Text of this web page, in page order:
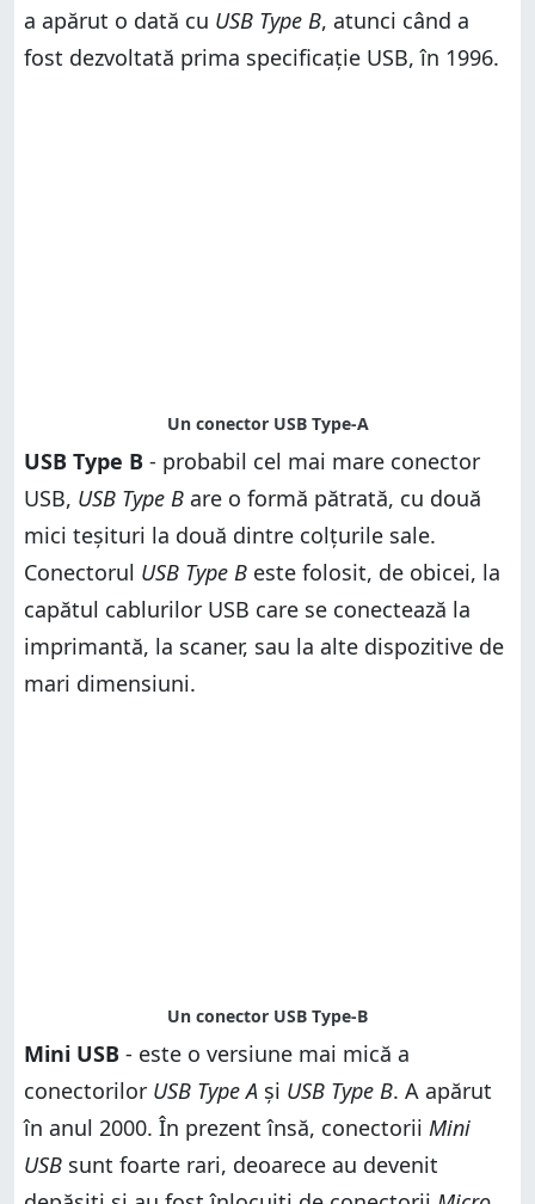
a apărut o dată cu USB Type B, atunci când a
fost dezvoltată prima specificație USB, în 1996.
USB Type B - probabil cel mai mare conector
USB, USB Type B are o formă pătrată, cu două
mici teșituri la două dintre colțurile sale.
Conectorul USB Type B este folosit, de obicei, la
capătul cablurilor USB care se conectează la
imprimantă, la scaner, sau la alte dispozitive de
mari dimensiuni.
Mini USB - este o versiune mai mică a
conectorilor USB Type A și USB Type B. A apărut
în anul 2000. În prezent însă, conectorii Mini
USB sunt foarte rari, deoarece au devenit